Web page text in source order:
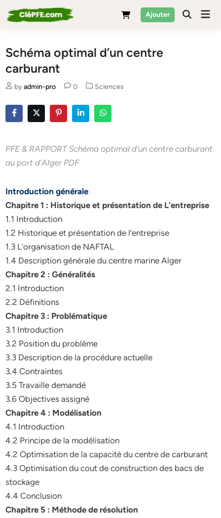
to
Ajouter
Schéma optimal d’un centre
carburant
byadmin-pro 0
Posted
Sciences
PFE & RAPPORT Schéma optimal d’un centre carburant
au port d’Alger PDF
Introduction générale
Chapitre 1 : Historique et présentation de L’entreprise
1.1 Introduction
1.2 Historique et présentation de l’entreprise
1.3 L’organisation de NAFTAL
1.4 Description générale du centre marine Alger
Chapitre 2 : Généralités
2.1 Introduction
2.2 Définitions
Chapitre 3 : Problématique
3.1 Introduction
3.2 Position du problème
3.3 Description de la procédure actuelle
3.4 Contraintes
3.5 Travaille demandé
3.6 Objectives assigné
Chapitre 4 : Modélisation
4.1 Introduction
4.2 Principe de la modélisation
4.2 Optimisation de la capacité du centre de carburant
4.3 Optimisation du cout de construction des bacs de
stockage
4.4 Conclusion
Chapitre 5 : Méthode de résolution